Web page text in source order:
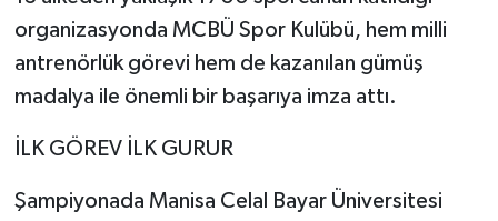
organizasyonda MCBÜ Spor Kulübü, hem milli
antrenörlük görevi hem de kazanılan gümüş
madalya ile önemli bir başarıya imza attı.
İLK GÖREV İLK GURUR
Şampiyonada Manisa Celal Bayar Üniversitesi